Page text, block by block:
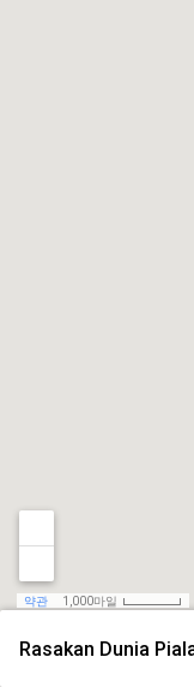
Rasakan Dunia
약관 1,000마일